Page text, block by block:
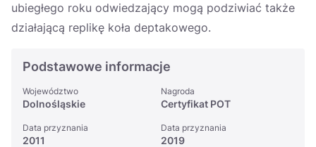
ubiegłego roku odwiedzający mogą podziwiać także
działającą replikę koła deptakowego.
Podstawowe informacje
Województwo
Dolnośląskie
Nagroda
Certyfikat POT
Data przyznania
2011
Data przyznania
2019